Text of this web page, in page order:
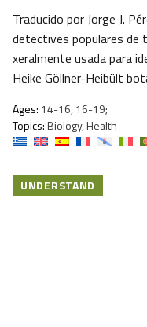
Traducido por Jorge J.
detectives populares de
xeralmente usada para
Heike Göllner-Heibült
Ages: 14-16, 16-19;
Topics:Biology, Health
UNDERSTAND